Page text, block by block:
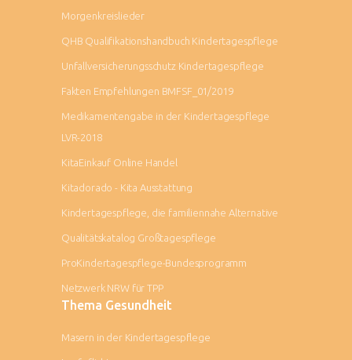
Morgenkreislieder
QHB Qualifikationshandbuch Kindertagespflege
Unfallversicherungsschutz Kindertagespflege
Fakten Empfehlungen BMFSF_01/2019
Medikamentengabe in der Kindertagespflege
LVR-2018
KitaEinkauf Online Handel
Kitadorado - Kita Ausstattung
Kindertagespflege, die familiennahe Alternative
Qualitätskatalog Großtagespflege
ProKindertagespflege-Bundesprogramm
Netzwerk NRW für TPP
Thema Gesundheit
Masern in der Kindertagespflege